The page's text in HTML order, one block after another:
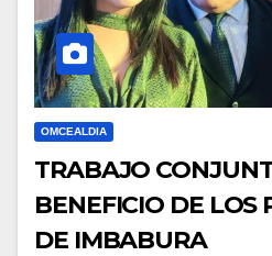
OMCEALDIA
TRABAJO
BENEFICIO DE LOS
DE IMBABURA